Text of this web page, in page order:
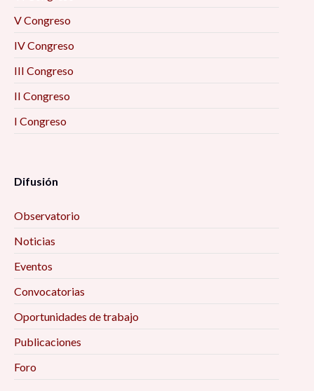
V Congreso
IV Congreso
III Congreso
II Congreso
I Congreso
Difusión
Observatorio
Noticias
Eventos
Convocatorias
Oportunidades de trabajo
Publicaciones
Foro